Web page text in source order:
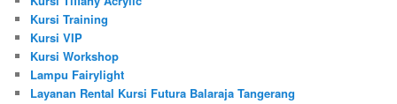
Kursi Training
Kursi VIP
Kursi Workshop
Lampu Fairylight
Layanan Rental Kursi Futura Balaraja Tangerang